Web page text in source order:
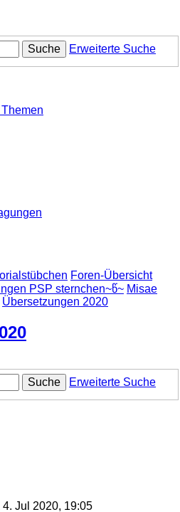
Suche Erweiterte Suche
Foren-Übersicht
PSP sternchen~წ~ Misae
Übersetzungen 2020
Suche
Erweiterte Suche
4. Jul 2020, 19:05